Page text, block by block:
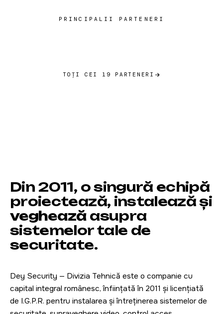
PRINCIPALII PARTENERI
TOȚI CEI 19 PARTENERI
Din 2011, o singură echipă
proiectează, instalează și
vegheazăasupra
sistemelor tale de
securitate.
Dey Security — Divizia Tehnică este o companie cu
capital integral românesc, înființată în 2011 și licențiată
de I.G.P.R. pentru instalarea și întreținerea sistemelor de